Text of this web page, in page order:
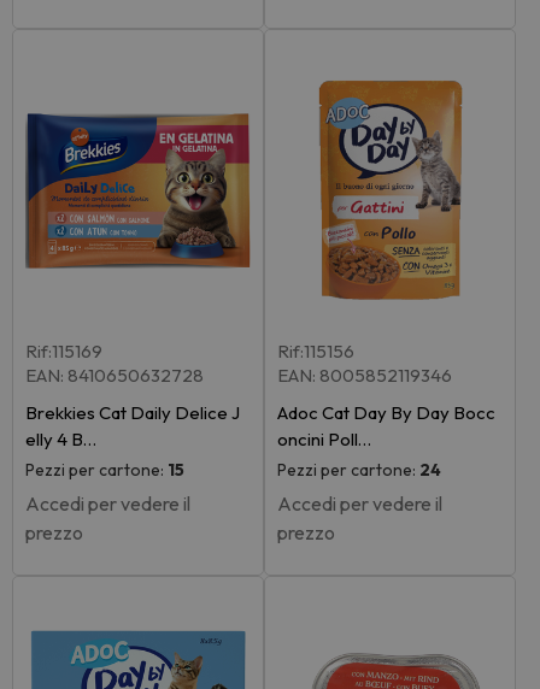
Rif:115169
EAN: 8410650632728
Brekkies Cat Daily Delice J
elly 4 B…
Pezzi per cartone: 15
Accedi per vedere il
prezzo
Rif:115156
EAN: 8005852119346
Adoc Cat Day By Day Bocc
oncini Poll…
Pezzi per cartone: 24
Accedi per vedere il
prezzo